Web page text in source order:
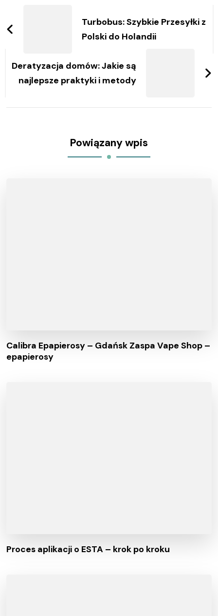
wpisy
Turbobus: Szybkie Przesyłki z
Polski do Holandii
Deratyzacja domów: Jakie są
najlepsze praktyki i metody
Powiązany wpis
Calibra Epapierosy – Gdańsk Zaspa Vape Shop –
epapierosy
Proces aplikacji o ESTA – krok po kroku